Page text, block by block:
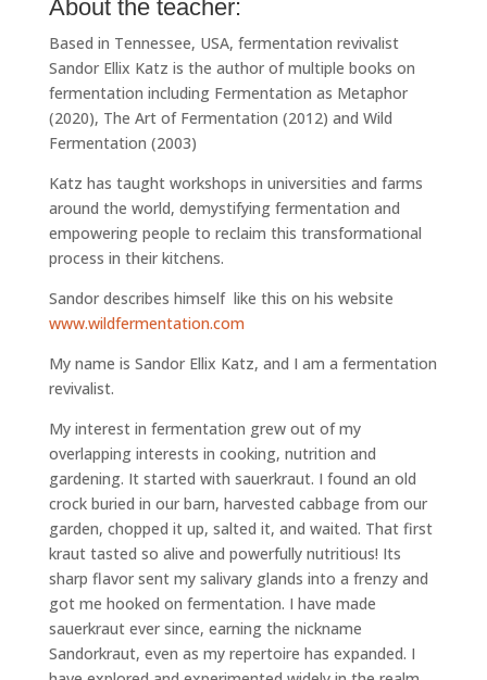
About the teacher:
Based in Tennessee, USA, fermentation revivalist
Sandor Ellix Katz is the author of multiple books on
fermentation including Fermentation as Metaphor
(2020), The Art of Fermentation (2012) and Wild
Fermentation (2003)
Katz has taught workshops in universities and farms
around the world, demystifying fermentation and
empowering people to reclaim this transformational
process in their kitchens.
Sandor describes himself like this on his website
www.wildfermentation.com
My name is Sandor Ellix Katz, and I am a fermentation
revivalist.
My interest in fermentation grew out of my
overlapping interests in cooking, nutrition and
gardening. It started with sauerkraut. I found an old
crock buried in our barn, harvested cabbage from our
garden, chopped it up, salted it, and waited. That first
kraut tasted so alive and powerfully nutritious! Its
sharp flavor sent my salivary glands into a frenzy and
got me hooked on fermentation. I have made
sauerkraut ever since, earning the nickname
Sandorkraut, even as my repertoire has expanded. I